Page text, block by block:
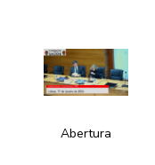
Abertura